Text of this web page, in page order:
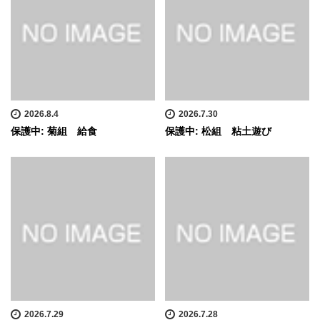
2026.8.4
保護中: 菊組 給食
2026.7.30
保護中: 松組 粘土遊び
2026.7.29 2026.7.28